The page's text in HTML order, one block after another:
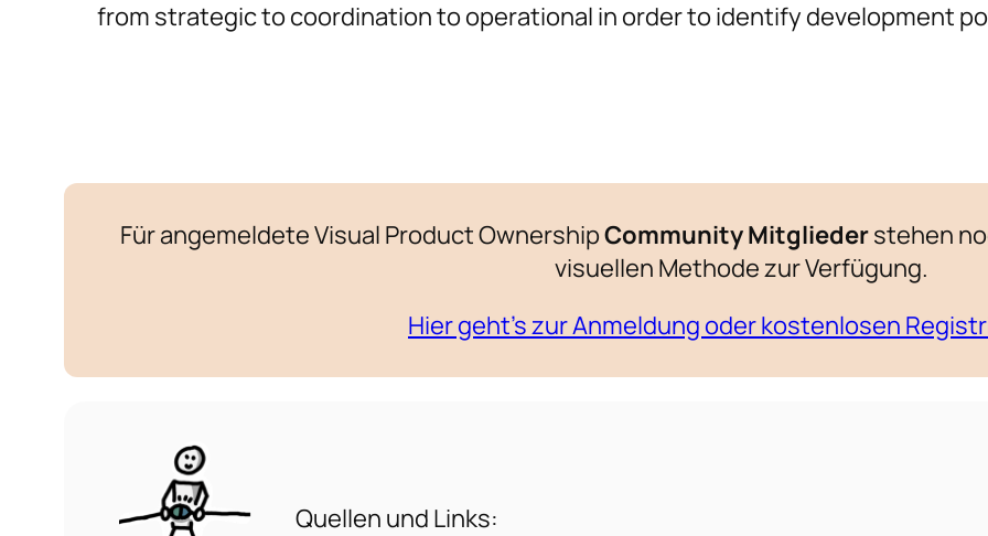
from strategic to coordination to operational in order to identify development
Für angemeldete Visual Product OwnershipCommunity Mitgliederstehen
visuellen Methode zur Verfügung.
Hier geht’s zur Anmeldung oder kostenlosen
Quellen und Links: